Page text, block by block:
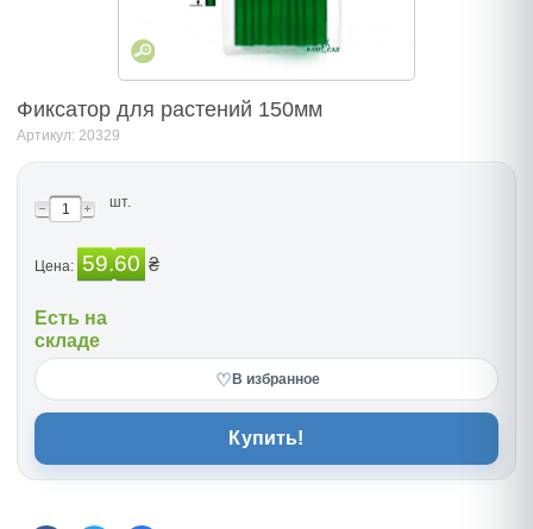
Фиксатор для растений 150мм
Артикул: 20329
шт.
Цена: 59.60 ₴
Есть на
складе
♡ В избранное
Купить!